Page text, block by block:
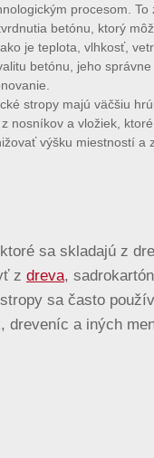
procesom. To
betónu, ktorý
je teplota, vlhkosť,
betónu, jeho správne
stropy majú väčšiu
nosníkov a vložiek,
výšku miestností a
sa skladajú z
z dreva,
sa často
dreveníc a iných